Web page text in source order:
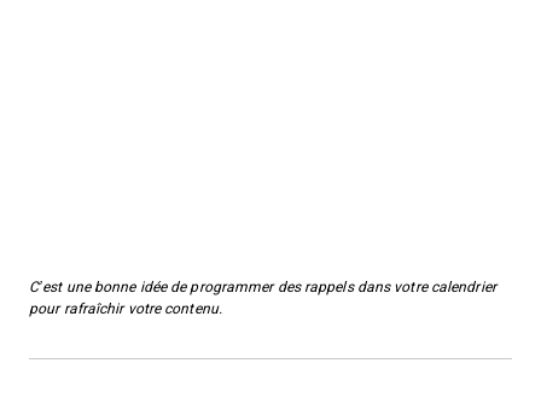
C’est une bonne idée de programmer des rappels dans votre calendrier
pour rafraîchir votre contenu.